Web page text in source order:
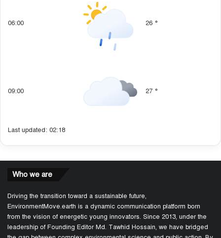
06:00 26 °
09:00 27 °
Last updated: 02:18
Who we are
Driving the transition toward a sustainable future,
EnvironmentMove.earth is a dynamic communication platform born
from the vision of energetic young innovators. Since 2013, under the
leadership of Founding Editor Md. Tawhid Hossain, we have bridged